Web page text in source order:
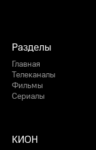
Разделы
Главная
Телеканалы
Фильмы
Сериалы
КИОН